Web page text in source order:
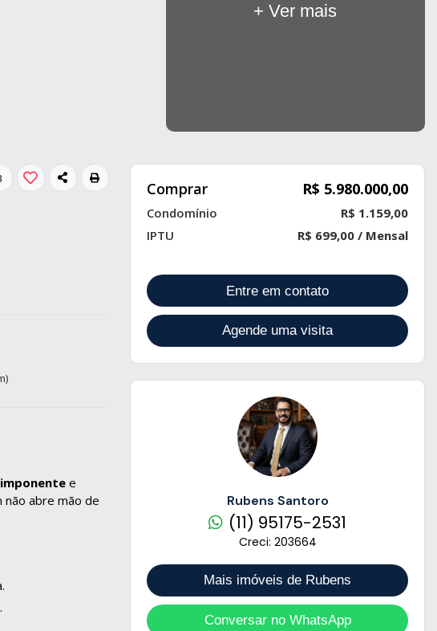
+ Ver mais
e
abre mão de
Comprar R$ 5.980.000,00
Condomínio
R$ 1.159,00
IPTU
R$ 699,00 / Mensal
Entre em contato
Agende uma visita
Rubens Santoro
(11) 95175-2531
Creci: 203664
Mais imóveis de Rubens
Conversar no WhatsApp